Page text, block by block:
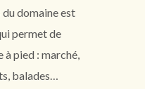
du domaine est
permet de
pied : marché,
balades…